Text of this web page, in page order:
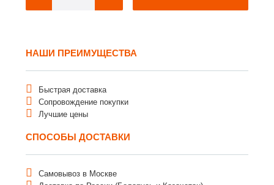
НАШИ ПРЕИМУЩЕСТВА
Быстрая доставка
Сопровождение покупки
Лучшие цены
СПОСОБЫ ДОСТАВКИ
Самовывоз в Москве